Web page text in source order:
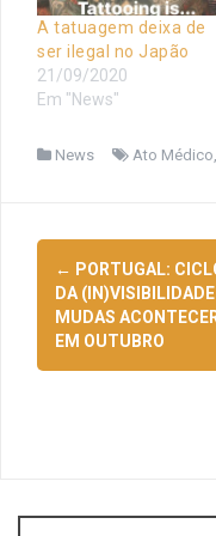
A tatuagem deixa de
ser ilegal no Japão
21/09/2020
Em "News"
News Ato Médico
Navegação
de
posts
← PORTUGAL:
DA
MUDAS
EM OUTUBRO